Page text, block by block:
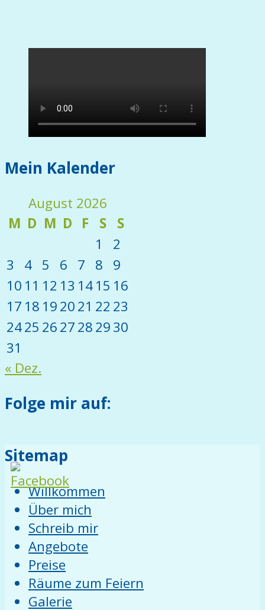
Mein Kalender
August 2026
M D M D F S
S
1
2
3
4 5 6 7 8
9
10 11 12 13 1415 16
17 18 192021 22 23
2425 2627282930
31
« Dez.
Folge mir auf:
Sitemap
Willkommen
Über mich
Schreib mir
Angebote
Preise
Räume zum Feiern
Galerie